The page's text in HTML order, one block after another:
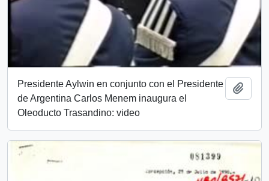
Presidente Aylwin en conjunto con el Presidente
de Argentina Carlos Menem inaugura el
Oleoducto Trasandino: video